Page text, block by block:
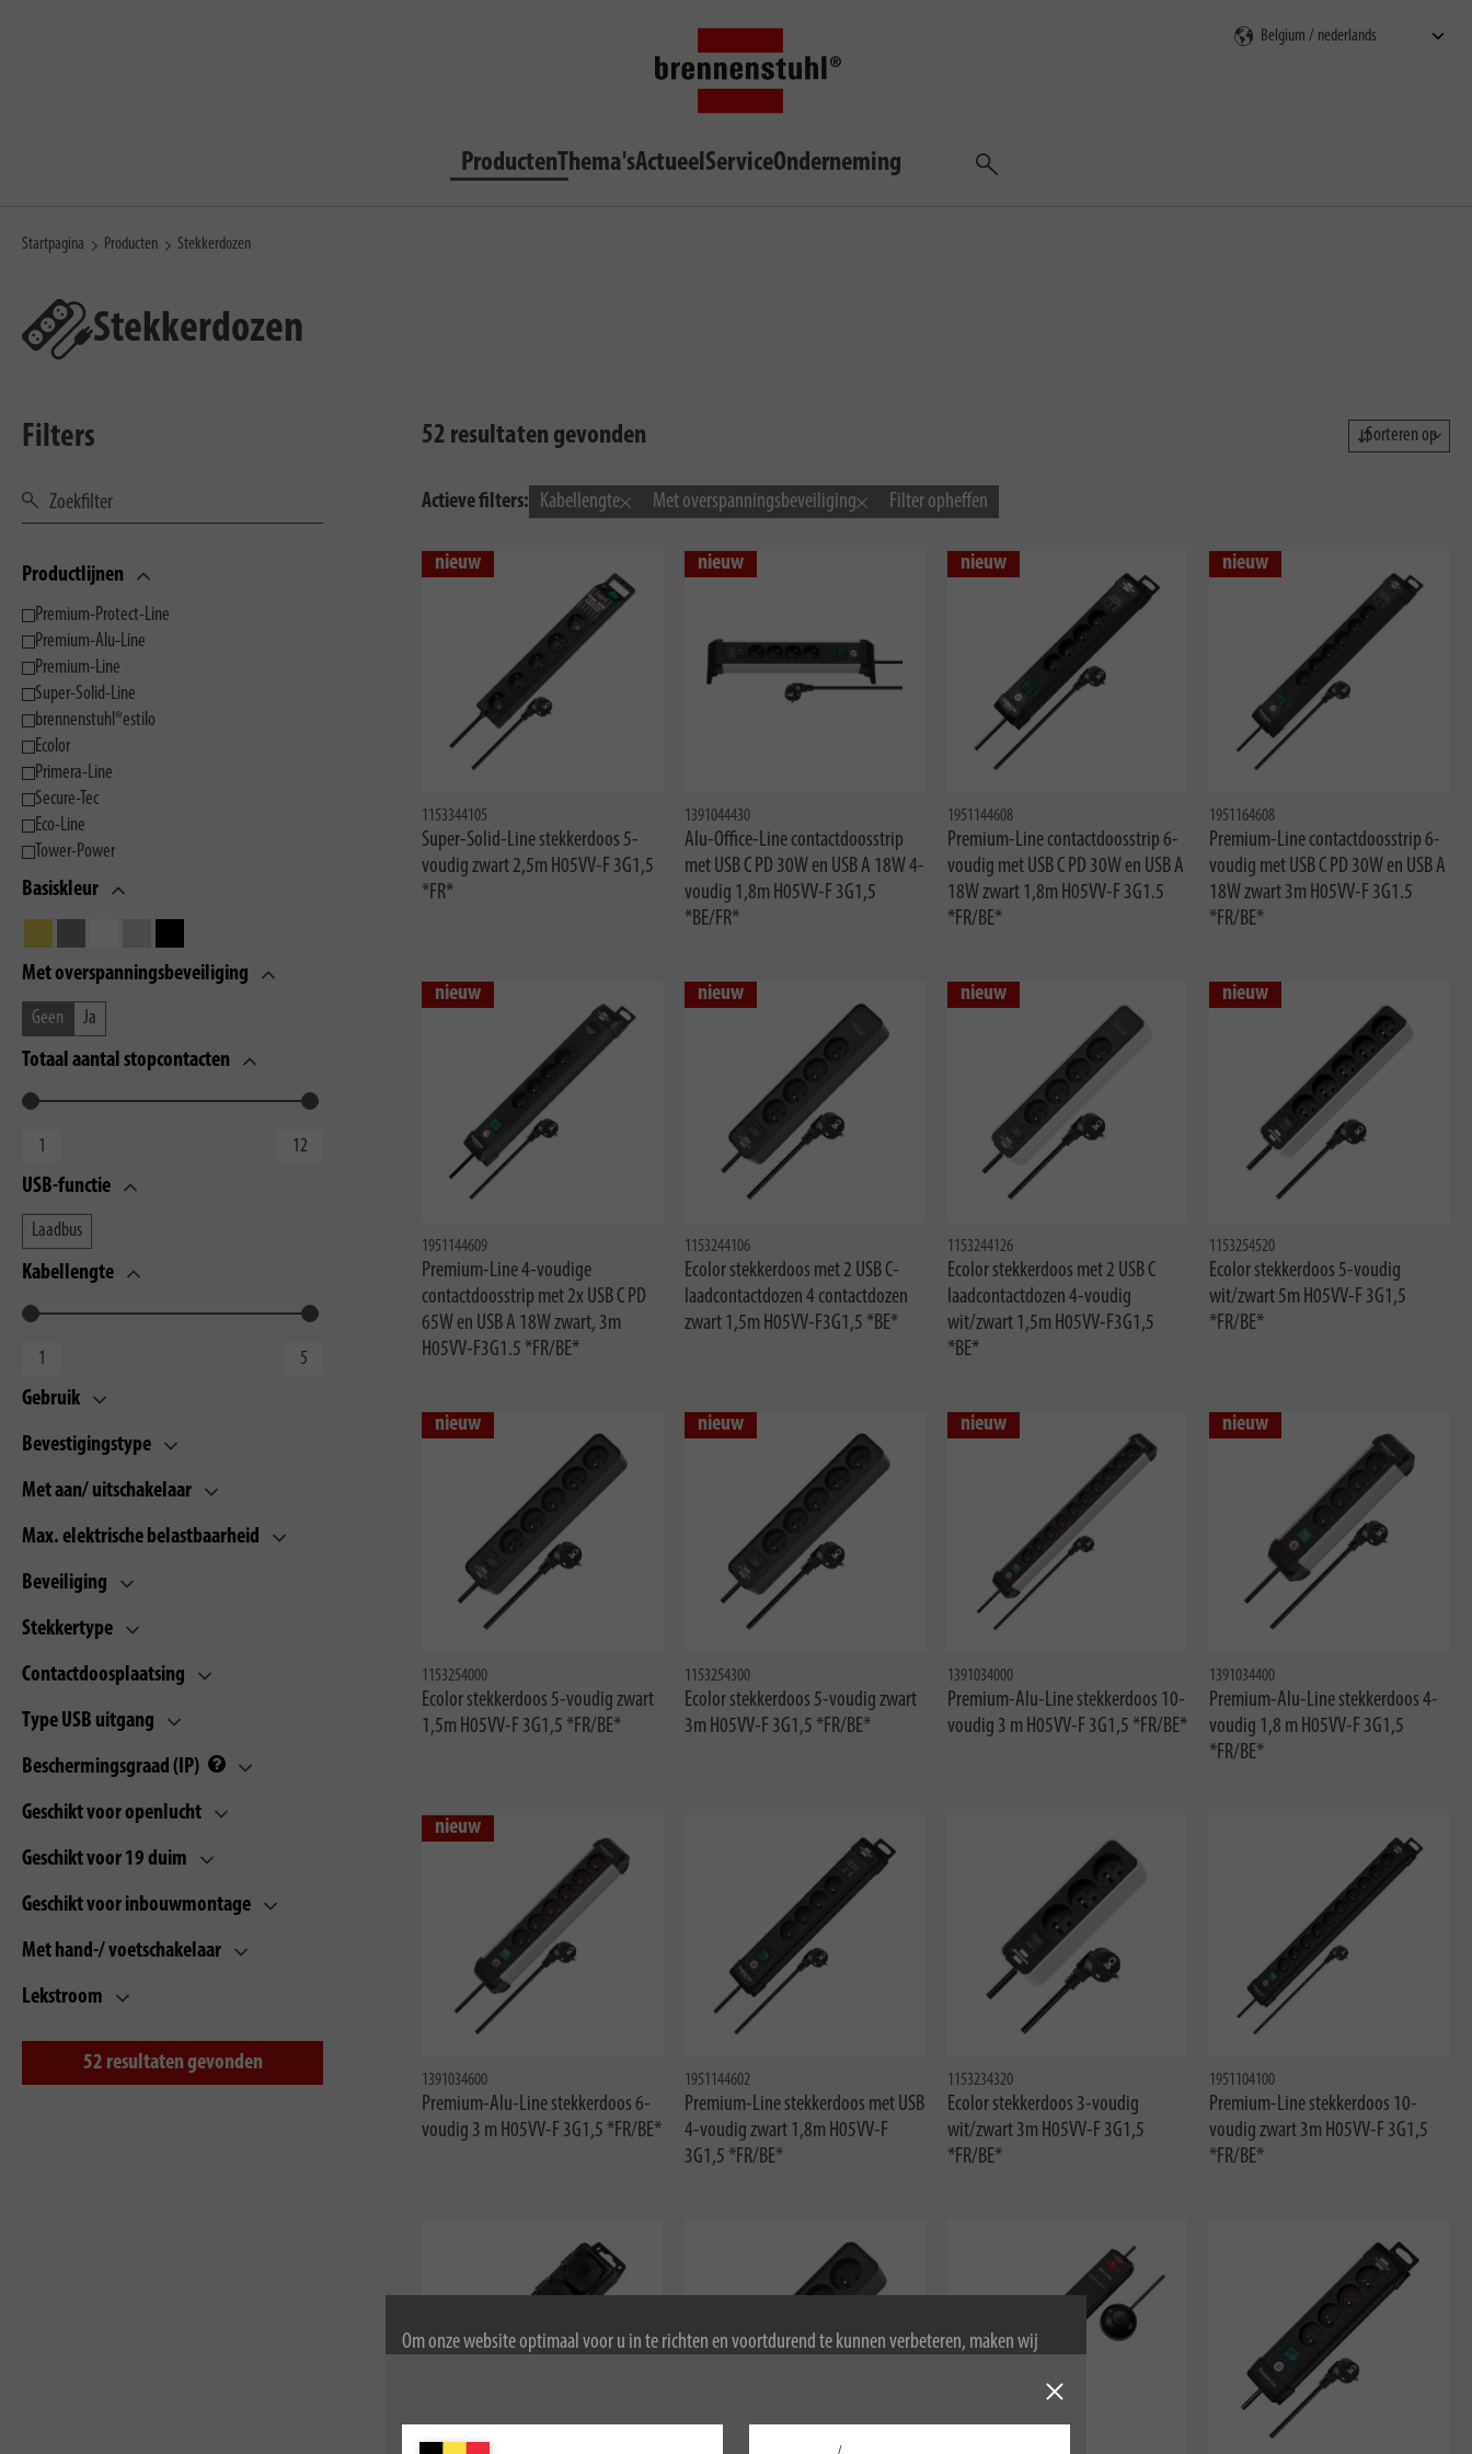
Om onze website optimaal voor u in te richten en voortdurend te kunnen verbeteren, maken wij
ProductenThema'sActueelServiceOnderneming
Zoeken
Startpagina Producten Stekkerdozen
Stekkerdozen
Filters
Productlijnen
Premium-Protect-Line
Premium-Alu-Line
Premium-Line
Super-Solid-Line
brennenstuhl®estilo
Ecolor
Primera-Line
Secure-Tec
Eco-Line
Tower-Power
Basiskleur
Met overspanningsbeveiliging
Geen Ja
Totaal aantal stopcontacten
USB-functie
Laadbus
Kabellengte
Gebruik
Bevestigingstype
Met aan/ uitschakelaar
Max. elektrische belastbaarheid
Beveiliging
Stekkertype
Contactdoosplaatsing
Type USB uitgang
Beschermingsgraad (IP)
Geschikt voor openlucht
Geschikt voor 19 duim
Geschikt voor inbouwmontage
Met hand-/ voetschakelaar
Lekstroom
52 resultaten gevonden
52 resultaten gevonden Sorteren op
Actieve filters: Kabellengte Met overspanningsbeveiliging Filter opheffen
nieuw
1153344105
Super-Solid-Line stekkerdoos 5-
voudig zwart 2,5m H05VV-F 3G1,5
*FR*
nieuw
1391044430
Alu-Office-Line contactdoosstrip
met USB C PD 30W en USB A 18W 4-
voudig 1,8m H05VV-F 3G1,5
*BE/FR*
nieuw
1951144608
Premium-Line contactdoosstrip 6-
voudig met USB C PD 30W en USB A
18W zwart 1,8m H05VV-F 3G1.5
*FR/BE*
nieuw
1951164608
Premium-Line contactdoosstrip 6-
voudig met USB C PD 30W en USB A
18W zwart 3m H05VV-F 3G1.5
*FR/BE*
nieuw
1951144609
Premium-Line 4-voudige
contactdoosstrip met 2x USB C PD
65W en USB A 18W zwart, 3m
H05VV-F3G1.5 *FR/BE*
nieuw
1153244106
Ecolor stekkerdoos met 2 USB C-
laadcontactdozen 4 contactdozen
zwart 1,5m H05VV-F3G1,5 *BE*
nieuw
1153244126
Ecolor stekkerdoos met 2 USB C
laadcontactdozen 4-voudig
wit/zwart 1,5m H05VV-F3G1,5
*BE*
nieuw
1153254520
Ecolor stekkerdoos 5-voudig
wit/zwart 5m H05VV-F 3G1,5
*FR/BE*
nieuw
1153254000
Ecolor stekkerdoos 5-voudig zwart
1,5m H05VV-F 3G1,5 *FR/BE*
nieuw
1153254300
Ecolor stekkerdoos 5-voudig zwart
3m H05VV-F 3G1,5 *FR/BE*
nieuw
1391034000
Premium-Alu-Line stekkerdoos 10-
voudig 3 m H05VV-F 3G1,5 *FR/BE*
nieuw
1391034400
Premium-Alu-Line stekkerdoos 4-
voudig 1,8 m H05VV-F 3G1,5
*FR/BE*
nieuw
1391034600
Premium-Alu-Line stekkerdoos 6-
voudig 3 m H05VV-F 3G1,5 *FR/BE*
1951144602
Premium-Line stekkerdoos met USB
4-voudig zwart 1,8m H05VV-F
3G1,5 *FR/BE*
1153234320
Ecolor stekkerdoos 3-voudig
wit/zwart 3m H05VV-F 3G1,5
*FR/BE*
1951104100
Premium-Line stekkerdoos 10-
voudig zwart 3m H05VV-F 3G1,5
*FR/BE*